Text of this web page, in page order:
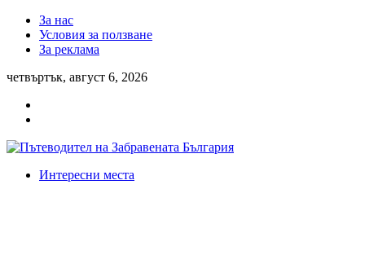
За нас
Условия за ползване
За реклама
четвъртък, август 6, 2026
Интересни места